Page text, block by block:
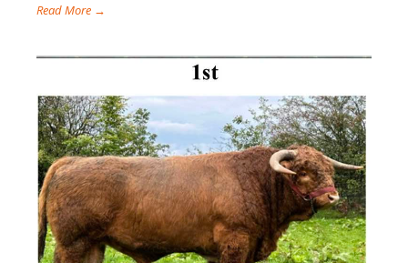
Read More →